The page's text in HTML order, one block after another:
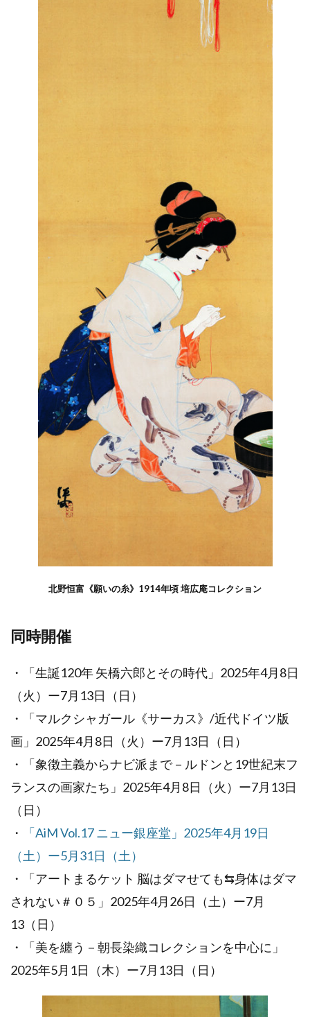
北野恒富《願いの糸》1914年頃 培広庵コレクション
同時開催
・「生誕120年 矢橋六郎とその時代」2025年4月8日
（火）ー7月13日（日）
・「マルクシャガール《サーカス》/近代ドイツ版
画」2025年4月8日（火）ー7月13日（日）
・「象徴主義からナビ派まで－ルドンと19世紀末フ
ランスの画家たち」2025年4月8日（火）ー7月13日
（日）
・
「AiM Vol.17 ニュー銀座堂」2025年4月19日
（土）ー5月31日（土）
・「アートまるケット 脳はダマせても⇆身体はダマ
されない＃０５」2025年4月26日（土）ー7月
13（日）
・「美を纏う－朝長染織コレクションを中心に」
2025年5月1日（木）ー7月13日（日）